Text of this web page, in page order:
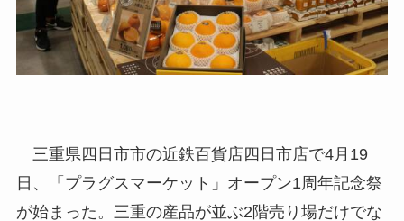
三重県四日市市の近鉄百貨店四日市店で4月19
日、「プラグスマーケット」オープン1周年記念祭
が始まった。三重の産品が並ぶ2階売り場だけでな